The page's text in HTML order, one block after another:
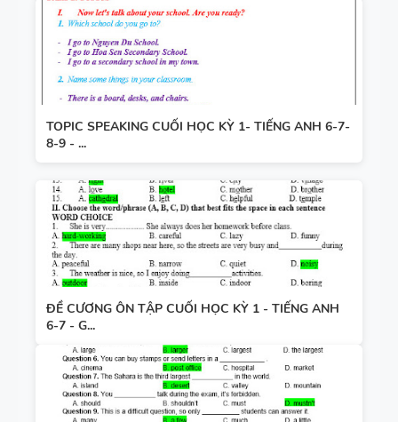
TOPIC SPEAKING CUỐI HỌC KỲ 1- TIẾNG ANH 6-7-
8-9 - ...
ĐỀ CƯƠNG ÔN TẬP CUỐI HỌC KỲ 1 - TIẾNG ANH
6-7 - G...